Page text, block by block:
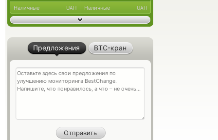
Наличные UAH Наличные UAH
Предложения BTC-кран